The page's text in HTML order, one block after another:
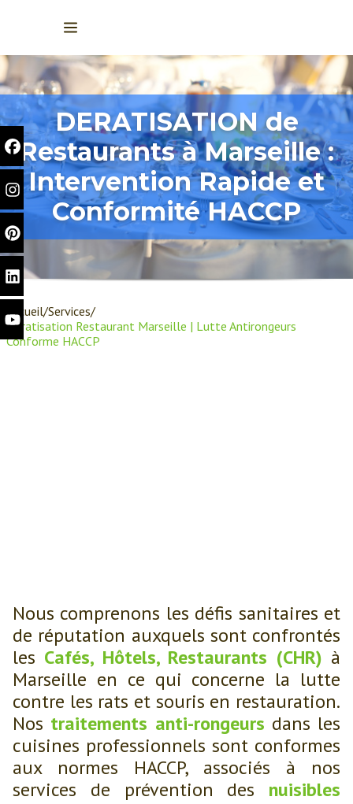
DERATISATION de
Restaurants à Marseille :
Intervention Rapide et
Conformité HACCP
Accueil Services
Dératisation Restaurant Marseille | Lutte Antirongeurs
Conforme HACCP
Nous comprenons les défis sanitaires et
de réputation auxquels sont confrontés
les Cafés, Hôtels, Restaurants (CHR) à
Marseille en ce qui concerne la lutte
contre les rats et souris en restauration.
Nos traitements anti-rongeurs dans les
cuisines professionnels sont conformes
aux normes HACCP, associés à nos
services de prévention des nuisibles